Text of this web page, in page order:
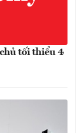
tối thiểu 4